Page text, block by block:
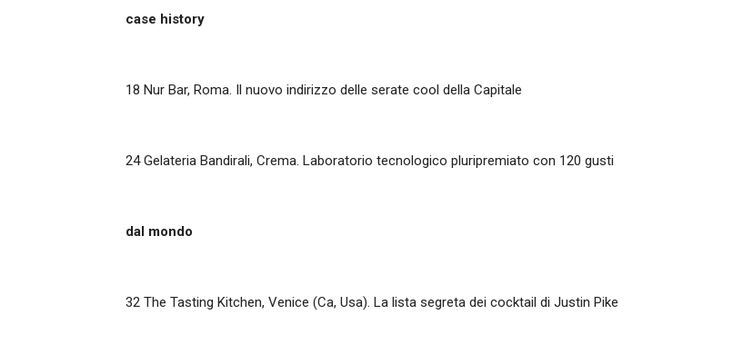
case history
18 Nur Bar, Roma. Il nuovo indirizzo delle serate cool della Capitale
24 Gelateria Bandirali, Crema. Laboratorio tecnologico pluripremiato con 120 gusti
dal mondo
32 The Tasting Kitchen, Venice (Ca, Usa). La lista segreta dei cocktail di Justin Pike